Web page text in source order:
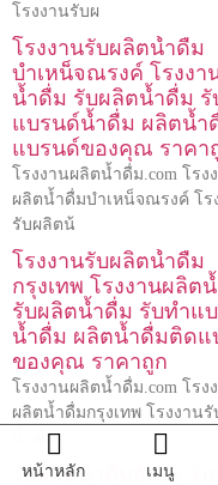
โรงงานรับผ
โรงงานรับผลิตน้ำดื่ม
บำเหน็จณรงค์ โรงงา
น้ำดื่ม รับผลิตน้ำดื่ม รั
แบรนด์น้ำดื่ม ผลิตน้ำ
แบรนด์ของคุณ ราคา
โรงงานผลิตน้ำดื่ม.com โรง
ผลิตน้ำดื่มบำเหน็จณรงค์ โร
รับผลิตน้
โรงงานรับผลิตน้ำดื่ม
กรุงเทพ โรงงานผลิต
รับผลิตน้ำดื่ม รับทำแ
น้ำดื่ม ผลิตน้ำดื่มติดแ
ของคุณ ราคาถูก
โรงงานผลิตน้ำดื่ม.com โรง
ผลิตน้ำดื่มกรุงเทพ โรงงาน
น้ำดื่ม
รับผลิตน้ำดื่มสังขะ รับ
หน้าหลัก เมนู